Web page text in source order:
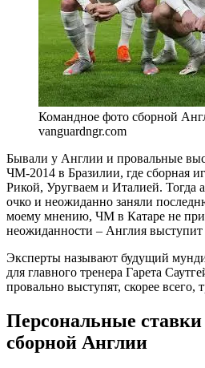
Командное фото сборной
vanguardngr.com
Бывали у Англии и провальные
ЧМ-2014 в Бразилии, где сборная
Рикой, Уругваем и Италией. Тогда
очко и неожиданно заняли
моему мнению, ЧМ в Катаре не
неожиданности – Англия выступит
Эксперты называют будущий
для главного тренера Гарета
провально выступят, скорее всего,
Персональные ставки
сборной Англии